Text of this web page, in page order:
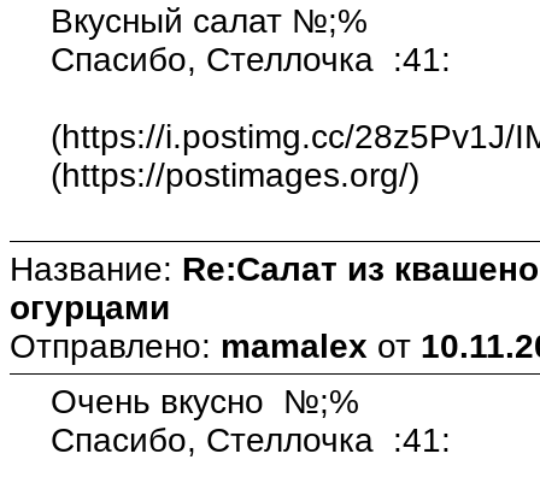
Вкусный салат №;%
Спасибо, Стеллочка :41:
(https://i.postimg.cc/28z5Pv1J/
(https://postimages.org/)
Название: Re:Салат из
огурцами
Отправлено: mamalex от
Очень вкусно №;%
Спасибо, Стеллочка :41: